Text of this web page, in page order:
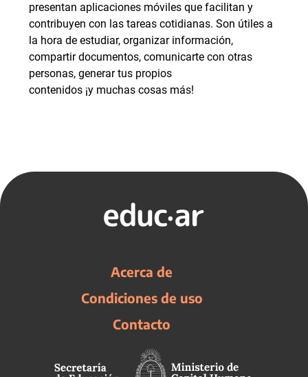
presentan aplicaciones móviles que facilitan y
contribuyen con las tareas cotidianas. Son útiles a
la hora de estudiar, organizar información,
compartir documentos, comunicarte con otras
personas, generar tus propios
contenidos ¡y muchas cosas más!
Acerca de
Condiciones de uso
Contacto